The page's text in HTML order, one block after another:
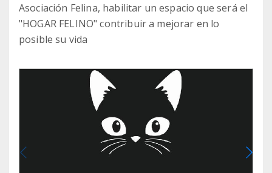
Asociación Felina, habilitar un espacio que será el
"HOGAR FELINO" contribuir a mejorar en lo
posible su vida